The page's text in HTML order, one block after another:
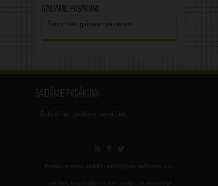
Gaidāmie pasākumi
Šobrīd nav gaidāmo pasākumi.
Gaidāmie pasākumi
Šobrīd nav gaidāmo pasākumi.